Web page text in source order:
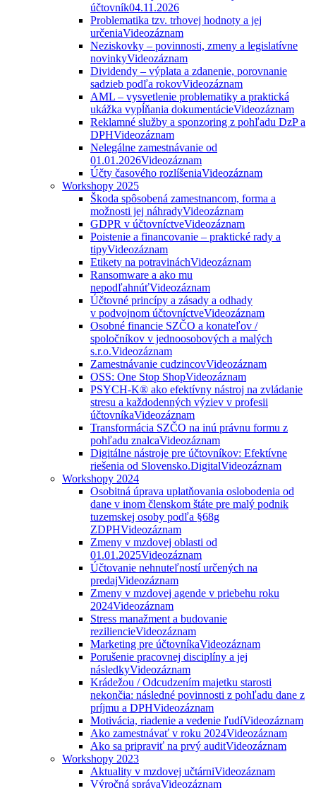
účtovník04.11.2026
Problematika tzv. trhovej hodnoty a jej
určeniaVideozáznam
Neziskovky – povinnosti, zmeny a legislatívne
novinkyVideozáznam
Dividendy – výplata a zdanenie, porovnanie
sadzieb podľa rokovVideozáznam
AML – vysvetlenie problematiky a praktická
ukážka vypĺňania dokumentácieVideozáznam
Reklamné služby a sponzoring z pohľadu DzP a
DPHVideozáznam
Nelegálne zamestnávanie od
01.01.2026Videozáznam
Účty časového rozlíšeniaVideozáznam
Workshopy 2025
Škoda spôsobená zamestnancom, forma a
možnosti jej náhradyVideozáznam
GDPR v účtovníctveVideozáznam
Poistenie a financovanie – praktické rady a
tipyVideozáznam
Etikety na potravináchVideozáznam
Ransomware a ako mu
nepodľahnúťVideozáznam
Účtovné princípy a zásady a odhady
v podvojnom účtovníctveVideozáznam
Osobné financie SZČO a konateľov /
spoločníkov v jednoosobových a malých
s.r.o.Videozáznam
Zamestnávanie cudzincovVideozáznam
OSS: One Stop ShopVideozáznam
PSYCH-K® ako efektívny nástroj na zvládanie
stresu a každodenných výziev v profesii
účtovníkaVideozáznam
Transformácia SZČO na inú právnu formu z
pohľadu znalcaVideozáznam
Digitálne nástroje pre účtovníkov: Efektívne
riešenia od Slovensko.DigitalVideozáznam
Workshopy 2024
Osobitná úprava uplatňovania oslobodenia od
dane v inom členskom štáte pre malý podnik
tuzemskej osoby podľa §68g
ZDPHVideozáznam
Zmeny v mzdovej oblasti od
01.01.2025Videozáznam
Účtovanie nehnuteľností určených na
predajVideozáznam
Zmeny v mzdovej agende v priebehu roku
2024Videozáznam
Stress manažment a budovanie
reziliencieVideozáznam
Marketing pre účtovníkaVideozáznam
Porušenie pracovnej disciplíny a jej
následkyVideozáznam
Krádežou / Odcudzením majetku starosti
nekončia: následné povinnosti z pohľadu dane z
príjmu a DPHVideozáznam
Motivácia, riadenie a vedenie ľudíVideozáznam
Ako zamestnávať v roku 2024Videozáznam
Ako sa pripraviť na prvý auditVideozáznam
Workshopy 2023
Aktuality v mzdovej učtárniVideozáznam
Výročná správaVideozáznam